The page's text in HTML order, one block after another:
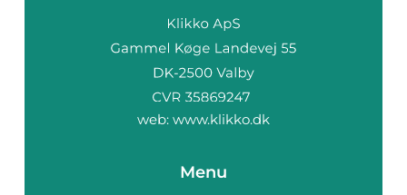
web: www.klikko.dk
Menu